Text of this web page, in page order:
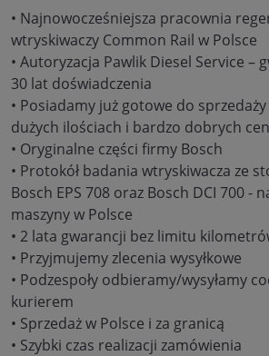
• Najnowocześniejsza pracownia
wtryskiwaczy Common Rail w Polsce
• Autoryzacja Pawlik Diesel Service –
30 lat doświadczenia
• Posiadamy już gotowe do
dużych ilościach i bardzo dobrych
• Oryginalne części firmy Bosch
• Protokół badania wtryskiwacza ze
Bosch EPS 708 oraz Bosch DCI 700 -
maszyny w Polsce
• 2 lata gwarancji bez limitu
• Przyjmujemy zlecenia wysyłkowe
• Podzespoły odbieramy/wysyłamy
kurierem
• Sprzedaż w Polsce i za granicą
• Szybki czas realizacji zamówienia